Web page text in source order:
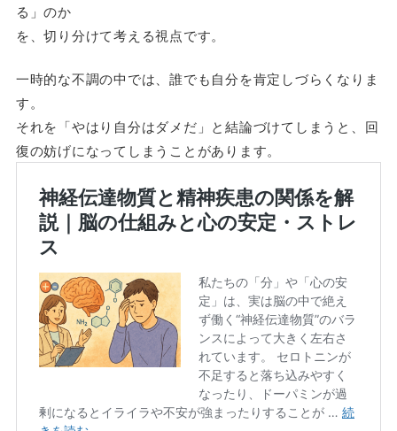
る」のか
を、切り分けて考える視点です。
一時的な不調の中では、誰でも自分を肯定しづらくなりま
す。
それを「やはり自分はダメだ」と結論づけてしまうと、回
復の妨げになってしまうことがあります。